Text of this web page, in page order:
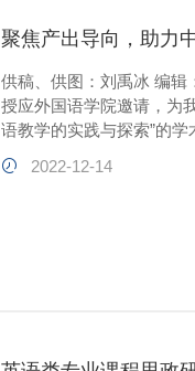
聚焦产出导向，助力
供稿、供图：刘禹冰 编辑
授应外国语学院邀请，为
语教学的实践与探索”的
产出导向型汉语教学、展
河流为喻体，生动地介绍
2022-12-14